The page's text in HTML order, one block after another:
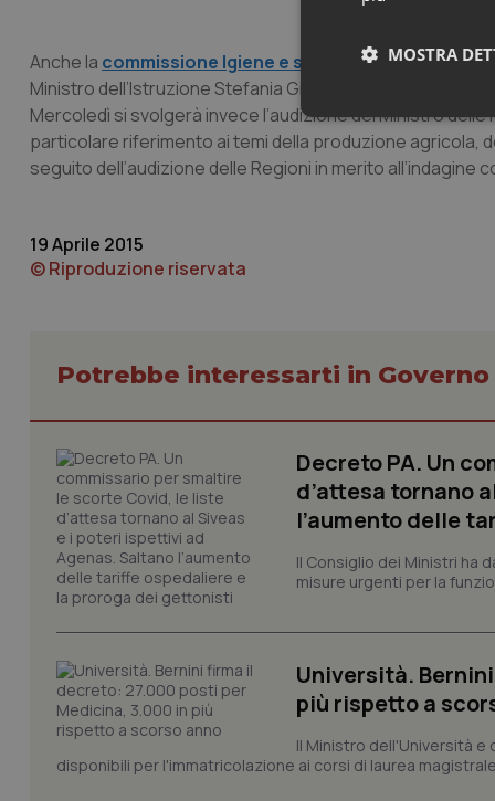
Anche la commissione Igiene e sanità
riparte martedì
Ministro dell’Istruzione Stefania Giannini su questione
Mercoledì si svolgerà invece l’audizione del Ministro
particolare riferimento ai temi della produzione agricola,
seguito dell’audizione delle Regioni in merito all’indagine
19 Aprile 2015
© Riproduzione riservata
Potrebbe interessarti in
Decreto PA. Un
d’attesa tornano
l’aumento delle
Il Consiglio dei Ministri ha
misure urgenti per la
Università.
più rispetto a
Il Ministro dell'Università e
disponibili per l'immatricolazione ai corsi di laurea
MOSTRA
Nome
tracking-sites-
session-id